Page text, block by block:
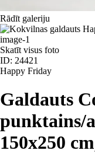
Rādīt galeriju
Skatīt visus foto
ID: 24421
Happy Friday
Galdauts
punktains/
150x250 cm